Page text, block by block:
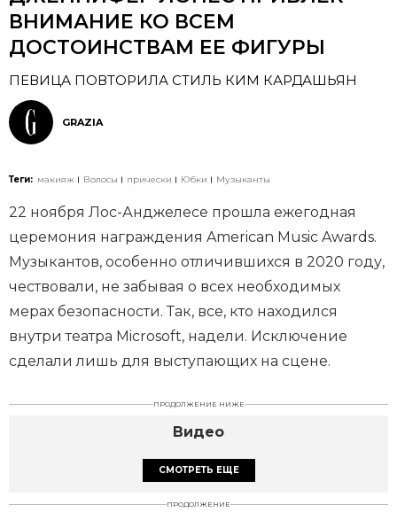
ВНИМАНИЕ КО ВСЕМ
ДОСТОИНСТВАМ ЕЕ ФИГУРЫ
ПЕВИЦА ПОВТОРИЛА СТИЛЬ КИМ КАРДАШЬЯН
GRAZIA
Теги: макияж Волосы прически Юбки Музыканты
22 ноября Лос-Анджелесе прошла ежегодная
церемония награждения American Music Awards.
Музыкантов, особенно отличившихся в 2020 году,
чествовали, не забывая о всех необходимых
мерах безопасности. Так, все, кто находился
внутри театра Microsoft, надели. Исключение
сделали лишь для выступающих на сцене.
ПРОДОЛЖЕНИЕ НИЖЕ
Видео
СМОТРЕТЬ ЕЩЕ
ПРОДОЛЖЕНИЕ